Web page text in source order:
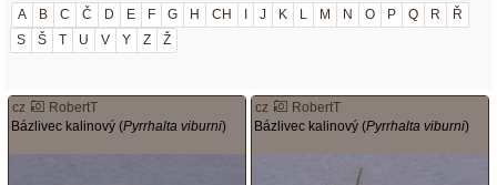
A B C Č D E F G H CH J K L M N O P Q R
Ř
S
Š T U V Y Z Ž
cz
RobertT
Bázlivec kalinový (Pyrrhalta viburni)
cz
RobertT
Bázlivec kalinový (Pyrrhalta viburni)